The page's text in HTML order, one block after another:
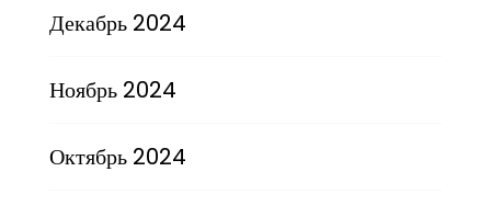
Декабрь 2024
Ноябрь 2024
Октябрь 2024